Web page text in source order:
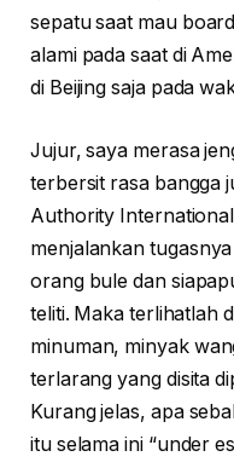
sepatu saat mau
alami pada saat di
di Beijing saja pada
Jujur, saya merasa
terbersit rasa bangga
Authority
menjalankan
orang bule dan
teliti. Maka terlihatlah
minuman, minyak
terlarang yang disita
Kurang jelas, apa
itu selama ini “under